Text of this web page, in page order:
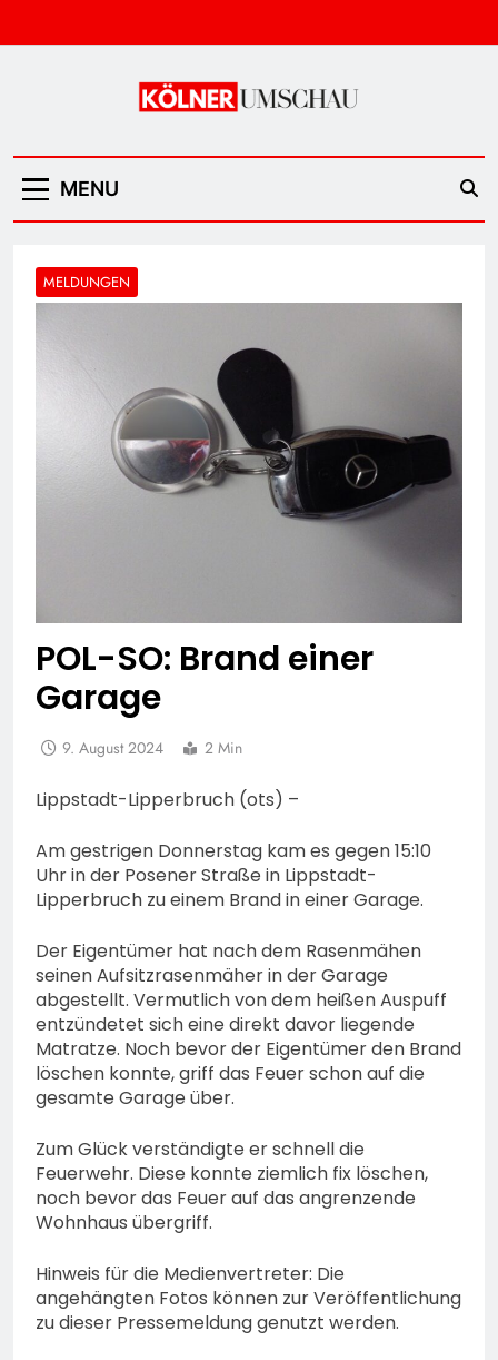
to
Kölner Umschau
MENU
MELDUNGEN
POL-SO: Brand einer
Garage
9. August 2024 2 Min
Lippstadt-Lipperbruch (ots) –
Am gestrigen Donnerstag kam es gegen 15:10
Uhr in der Posener Straße in Lippstadt-
Lipperbruch zu einem Brand in einer Garage.
Der Eigentümer hat nach dem Rasenmähen
seinen Aufsitzrasenmäher in der Garage
abgestellt. Vermutlich von dem heißen Auspuff
entzündetet sich eine direkt davor liegende
Matratze. Noch bevor der Eigentümer den Brand
löschen konnte, griff das Feuer schon auf die
gesamte Garage über.
Zum Glück verständigte er schnell die
Feuerwehr. Diese konnte ziemlich fix löschen,
noch bevor das Feuer auf das angrenzende
Wohnhaus übergriff.
Hinweis für die Medienvertreter: Die
angehängten Fotos können zur Veröffentlichung
zu dieser Pressemeldung genutzt werden.